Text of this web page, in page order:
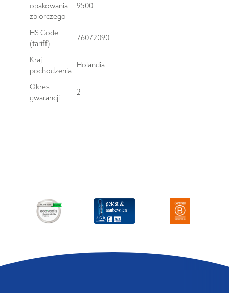
opakowania
zbiorczego
9500
HS Code
(tariff)
76072090
Kraj
pochodzenia
Holandia
Okres
gwarancji
2